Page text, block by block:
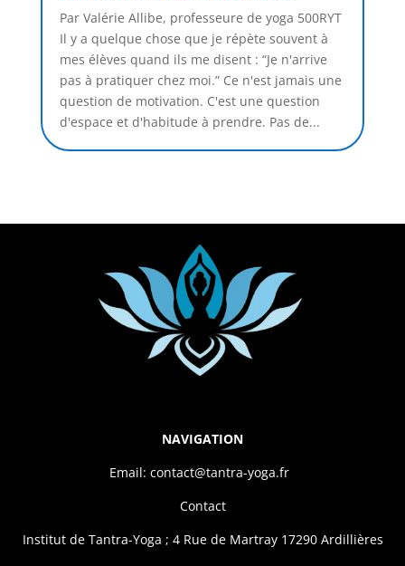
Par Valérie Allibe, professeure de yoga 500RYT
Il y a quelque chose que je répète souvent à
mes élèves quand ils me disent : “Je n'arrive
pas à pratiquer chez moi.” Ce n'est jamais une
question de motivation. C'est une question
d'espace et d'habitude à prendre. Pas de...
NAVIGATION
Email: contact@tantra-yoga.fr
Contact
Institut de Tantra-Yoga ; 4 Rue de Martray 17290 Ardillières